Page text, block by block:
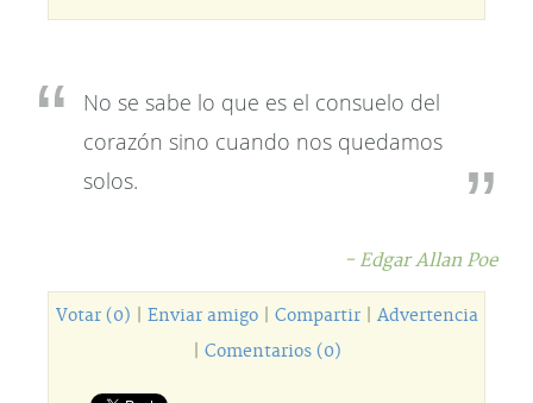
No se sabe lo que es el consuelo del
corazón sino cuando nos quedamos
solos.
- Edgar Allan Poe
Votar (0) Enviar amigo| Compartir| Advertencia
Comentarios (0)